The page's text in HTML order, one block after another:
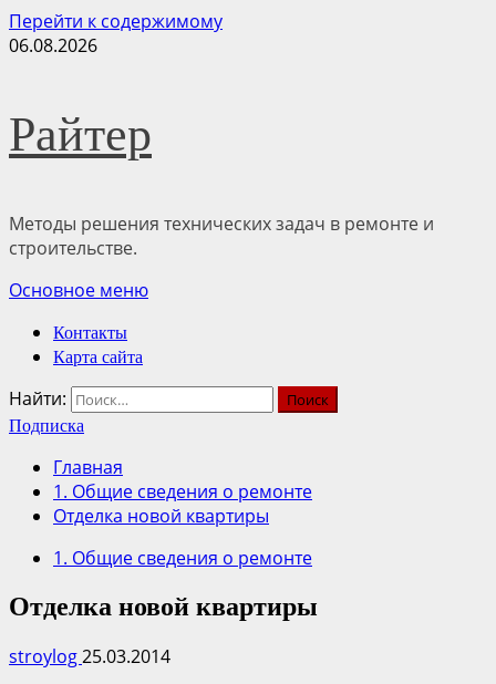
Перейти к содержимому
06.08.2026
Райтер
Методы решения технических задач в ремонте и
строительстве.
Основное меню
Контакты
Карта сайта
Найти:
Подписка
Главная
1. Общие сведения о ремонте
Отделка новой квартиры
1. Общие сведения о ремонте
Отделка новой квартиры
stroylog25.03.2014